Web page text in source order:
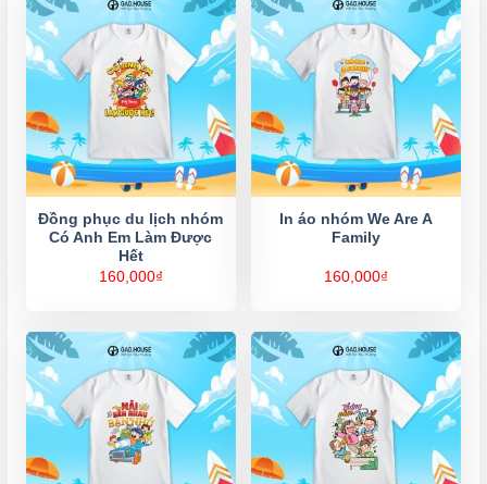
Đồng phục du lịch nhóm
Có Anh Em Làm Được
Hết
160,000₫
In áo nhóm We Are A
Family
160,000₫